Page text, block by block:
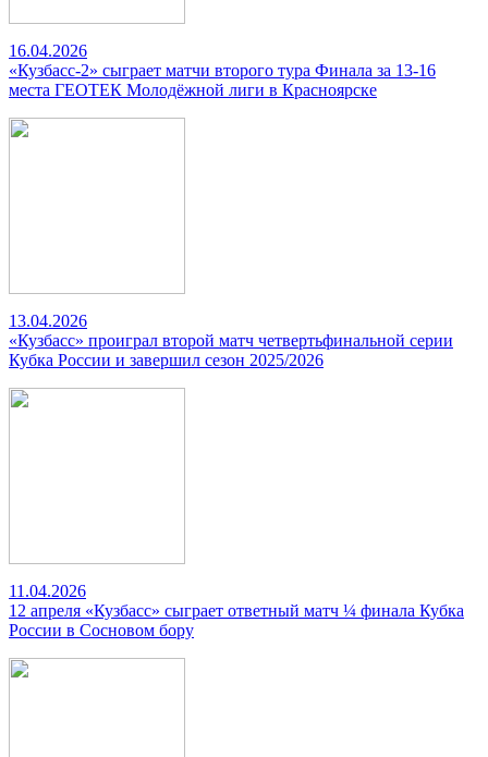
16.04.2026
«Кузбасс-2» сыграет матчи второго тура Финала за 13-16
места ГЕОТЕК Молодёжной лиги в Красноярске
13.04.2026
«Кузбасс» проиграл второй матч четвертьфинальной серии
Кубка России и завершил сезон 2025/2026
11.04.2026
12 апреля «Кузбасс» сыграет ответный матч ¼ финала Кубка
России в Сосновом бору